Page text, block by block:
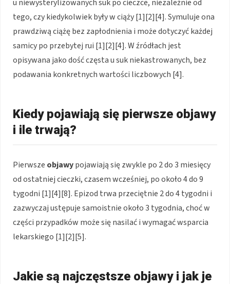
u niewysterylizowanych suk po cieczce, niezależnie od
tego, czy kiedykolwiek były w ciąży [1][2][4]. Symuluje ona
prawdziwą ciążę bez zapłodnienia i może dotyczyć każdej
samicy po przebytej rui [1][2][4]. W źródłach jest
opisywana jako dość częsta u suk niekastrowanych, bez
podawania konkretnych wartości liczbowych [4].
Kiedy pojawiają się pierwsze objawy
i ile trwają?
Pierwsze objawypojawiają się zwykle po 2 do 3 miesięcy
od ostatniej cieczki, czasem wcześniej, po około 4 do 9
tygodni [1][4][8]. Epizod trwa przeciętnie 2 do 4 tygodni i
zazwyczaj ustępuje samoistnie około 3 tygodnia, choć w
części przypadków może się nasilać i wymagać wsparcia
lekarskiego [1][2][5].
Jakie są najczęstsze objawy i jak je